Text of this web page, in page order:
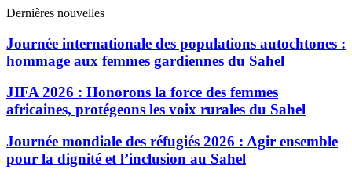
Dernières nouvelles
Journée internationale des populations autochtones :
hommage aux femmes gardiennes du Sahel
JIFA 2026 : Honorons la force des femmes
africaines, protégeons les voix rurales du Sahel
Journée mondiale des réfugiés 2026 : Agir ensemble
pour la dignité et l’inclusion au Sahel